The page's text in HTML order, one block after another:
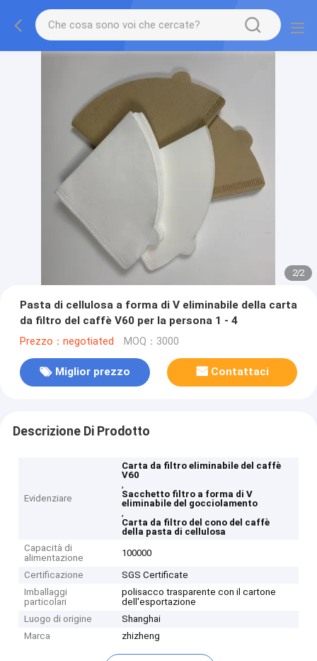
2/2
Pasta di cellulosa a forma di V eliminabile della carta
da filtro del caffè V60 per la persona 1 - 4
Prezzo：negotiated MOQ：3000
Miglior prezzo Contattaci
Descrizione Di Prodotto
Evidenziare
Carta da filtro eliminabile del caffè
V60
,
Sacchetto filtro a forma di V
eliminabile del gocciolamento
,
Carta da filtro del cono del caffè
della pasta di cellulosa
Capacità di
alimentazione
100000
Certificazione
SGS Certificate
Imballaggi
particolari
polisacco trasparente con il cartone
dell'esportazione
Luogo di origine
Shanghai
Marca
zhizheng